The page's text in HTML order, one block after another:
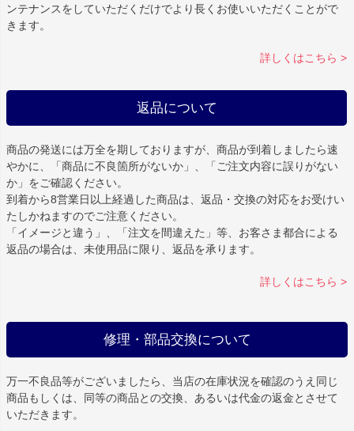
ンテナンスをしていただくだけでより長くお使いいただくことがで
きます。
詳しくはこちら >
返品について
商品の発送には万全を期しておりますが、商品が到着しましたら速
やかに、「商品に不良箇所がないか」、「ご注文内容に誤りがない
か」をご確認ください。
到着から8営業日以上経過した商品は、返品・交換の対応をお受けい
たしかねますのでご注意ください。
「イメージと違う」、「注文を間違えた」等、お客さま都合による
返品の場合は、未使用品に限り、返品を承ります。
詳しくはこちら >
修理・部品交換について
万一不良品等がございましたら、当店の在庫状況を確認のうえ同じ
商品もしくは、同等の商品との交換、あるいは代金の返金とさせて
いただきます。